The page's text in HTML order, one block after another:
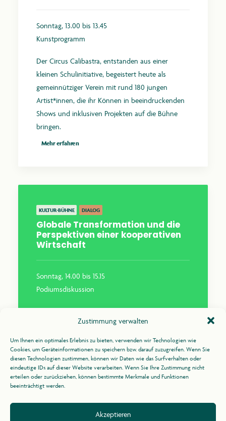
Zustimmung verwalten
Um Ihnen ein optimales Erlebnis zu bieten, verwenden wir Technologien wie
Cookies, um Geräteinformationen zu speichern bzw. darauf zuzugreifen. Wenn Sie
diesen Technologien zustimmen, können wir Daten wie das Surfverhalten oder
eindeutige IDs auf dieser Website verarbeiten. Wenn Sie Ihre Zustimmung nicht
erteilen oder zurückziehen, können bestimmte Merkmale und Funktionen
beeinträchtigt werden.
Akzeptieren
Sonntag, 13.00 bis 13.45
Kunstprogramm
Der Circus Calibastra, entstanden aus einer
kleinen Schulinitiative, begeistert heute als
gemeinnütziger Verein mit rund 180 jungen
Artist*innen, die ihr Können in beeindruckenden
Shows und inklusiven Projekten auf die Bühne
bringen.
Mehr erfahren
KULTUR-BÜHNE DIALOG
Globale Transformation und die
Perspektiven einer kooperativen
Wirtschaft
Sonntag, 14.00 bis 15.15
Podiumsdiskussion
einen tiefgreifenden Wandel – nicht nur im
Denken, sondern auch im wirtschaftlichen
Handeln von Einzelpersonen und Unternehmen.
Mehr erfahren